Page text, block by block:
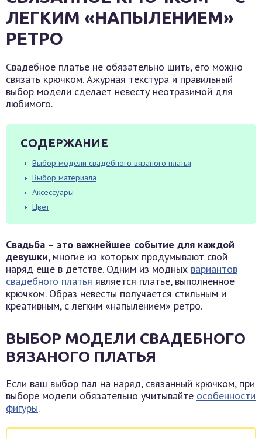
ЛЕГКИМ «НАПЫЛЕНИЕМ»
РЕТРО
Свадебное платье не обязательно шить, его можно
связать крючком. Ажурная текстура и правильный
выбор модели сделает невесту неотразимой для
любимого.
СОДЕРЖАНИЕ
Выбор модели свадебного вязаного платья
Выбор материала
Аксессуары
Цвет
Свадьба – это важнейшее событие для каждой
девушки, многие из которых продумывают свой
наряд еще в детстве. Одним из модных вариантов
свадебного платья является платье, выполненное
крючком. Образ невесты получается стильным и
креативным, с легким «напылением» ретро.
ВЫБОР МОДЕЛИ СВАДЕБНОГО
ВЯЗАНОГО ПЛАТЬЯ
Если ваш выбор пал на наряд, связанный крючком, при
выборе модели обязательно учитывайте особенности
фигуры.